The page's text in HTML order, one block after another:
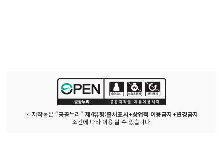
본 저작물은 "공공누리" 제4유형:출처표시+상업적 이용금지+변경금지
조건에 따라 이용 할 수 있습니다.